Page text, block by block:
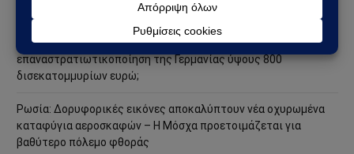
ακόμη πιο επικίνδυνη φάση
Ανάλυση Andrew Korybko: Τι οδηγεί την προγραμματισμένη
επαναστρατιωτικοποίηση της Γερμανίας ύψους 800
δισεκατομμυρίων ευρώ;
Ρωσία: Δορυφορικές εικόνες αποκαλύπτουν νέα οχυρωμένα
καταφύγια αεροσκαφών – Η Μόσχα προετοιμάζεται για
βαθύτερο πόλεμο φθοράς